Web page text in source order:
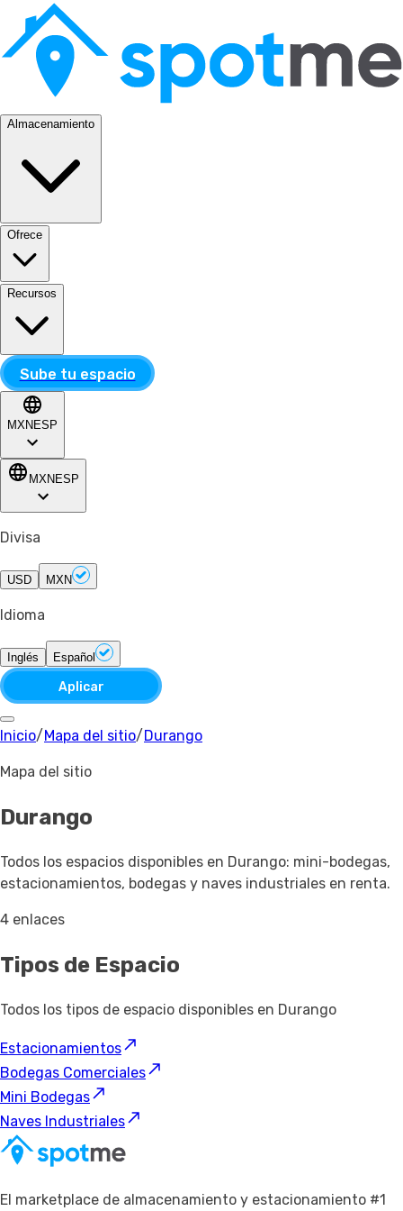
Almacenamiento
Ofrece
Recursos
Sube tu espacio
MXN ESP
MXN ESP
Divisa
USD MXN
Idioma
Inglés Español
Aplicar
Inicio/ Mapa del sitio/ Durango
Mapa del sitio
Durango
Todos los espacios disponibles en Durango: mini-bodegas,
estacionamientos, bodegas y naves industriales en renta.
4 enlaces
Tipos de Espacio
Todos los tipos de espacio disponibles en Durango
Estacionamientos
Bodegas Comerciales
Mini Bodegas
Naves Industriales
El marketplace de almacenamiento y estacionamiento #1